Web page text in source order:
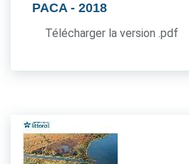
PACA - 2018
Télécharger la version .pdf